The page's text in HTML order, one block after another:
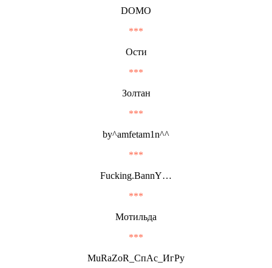
DOMO
***
Ости
***
Золтан
***
by^amfetam1n^^
***
Fucking.BannY…
***
Мотильда
***
MuRaZoR_СпАс_ИгРу